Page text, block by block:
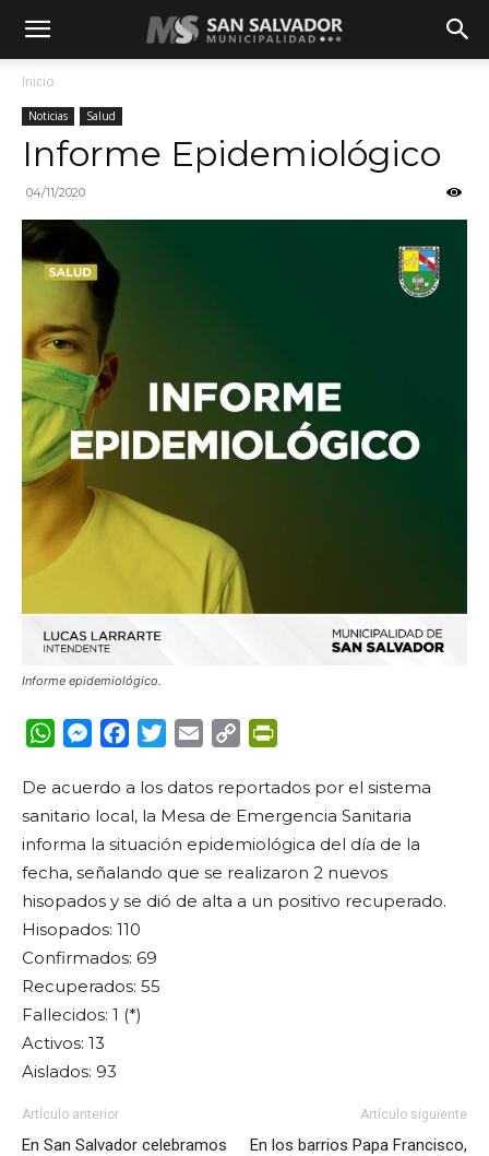
Inicio
Noticias Salud
Informe Epidemiológico
04/11/2020
Informe epidemiológico.
WhatsApp
Messenger
FacebookTwitterEmail Copy
De acuerdo a los datos reportados por el sistema
sanitario local, la Mesa de Emergencia Sanitaria
informa la situación epidemiológica del día de la
fecha, señalando que se realizaron 2 nuevos
hisopados y se dió de alta a un positivo recuperado.
Hisopados: 110
Confirmados: 69
Recuperados: 55
Fallecidos: 1 (*)
Activos: 13
Aislados: 93
Artículo anterior
En San Salvador celebramos
Artículo siguiente
En los barrios Papa Francisco,